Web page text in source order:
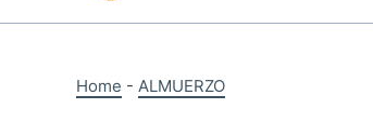
Home - ALMUERZO